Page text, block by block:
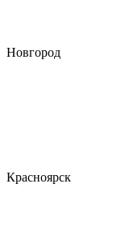
Новгород
Красноярск